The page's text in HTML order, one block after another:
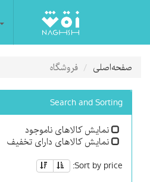
صفحه‌اصلی فروشگاه
Search and Sorting
نمایش کالاهای ناموجود
نمایش کالاهای دارای تخفیف
Sort by price: